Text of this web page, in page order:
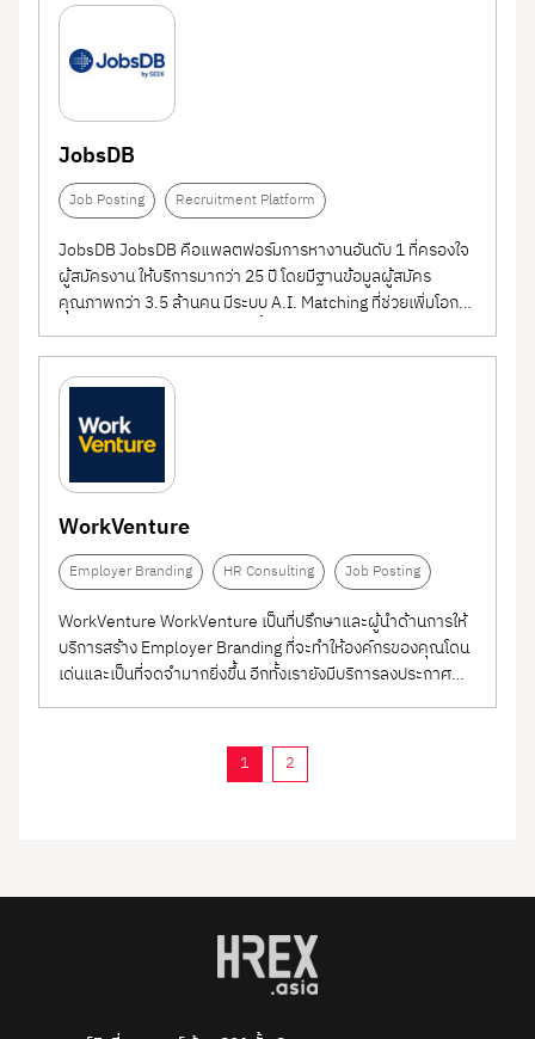
JobsDB
Job Posting Recruitment Platform
JobsDB JobsDB คือแพลตฟอร์มการหางานอันดับ 1 ที่ครองใจ
ผู้สมัครงาน ให้บริการมากว่า 25 ปี โดยมีฐานข้อมูลผู้สมัคร
คุณภาพกว่า 3.5 ล้านคน มีระบบ A.I. Matching ที่ช่วยเพิ่มโอกาส
ให้ผู้ประกอบการเจอคนที่ใช่เร็วขึ้นถึง 6 เท่า! พร้อมเทคโนโลยีและ
เครื่องมือที่ช่วยค้นหาผู้สมัครงานที่ใช่ ตรงใจผู้ประกอบการ ทำไม
ต้องใช้ JobsDB...
WorkVenture
Employer Branding HR Consulting Job Posting
WorkVenture WorkVenture เป็นที่ปรึกษาและผู้นำด้านการให้
บริการสร้าง Employer Branding ที่จะทำให้องค์กรของคุณโดน
เด่นและเป็นที่จดจำมากยิ่งขึ้น อีกทั้งเรายังมีบริการลงประกาศ
งานที่มีฐานผู้สมัครงานมากกว่า 350,000 เรซูเม่ และมีผู้เยี่ยมชม
1 2